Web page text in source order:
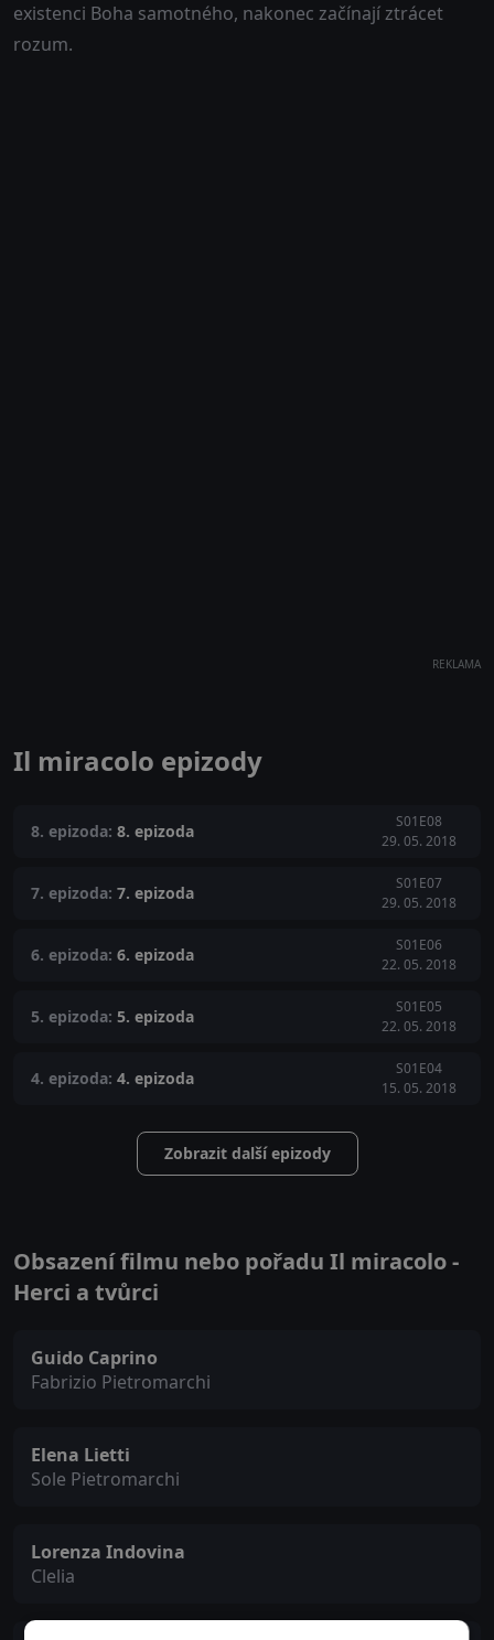
existenci Boha samotného, nakonec začínají ztrácet
rozum.
REKLAMA
Il miracolo epizody
8. epizoda: 8. epizoda
S01E08
29. 05. 2018
7. epizoda: 7. epizoda
S01E07
29. 05. 2018
6. epizoda: 6. epizoda
S01E06
22. 05. 2018
5. epizoda: 5. epizoda
S01E05
22. 05. 2018
4. epizoda: 4. epizoda
S01E04
15. 05. 2018
Zobrazit další epizody
Obsazení filmu nebo pořadu Il miracolo -
Herci a tvůrci
Guido Caprino
Fabrizio Pietromarchi
Elena Lietti
Sole Pietromarchi
Lorenza Indovina
Clelia